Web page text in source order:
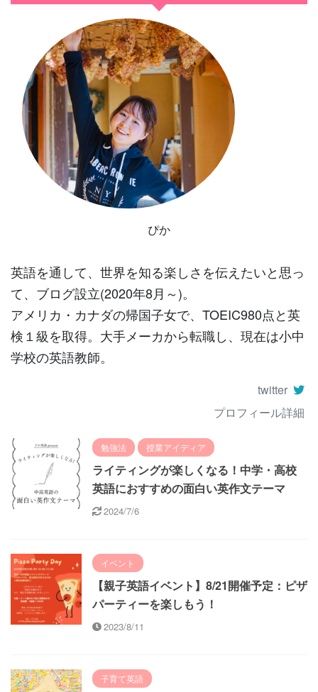
ぴか
英語を通して、世界を知る楽しさを伝えたいと思っ
て、ブログ設立(2020年8月～)。
アメリカ・カナダの帰国子女で、TOEIC980点と英
検１級を取得。大手メーカから転職し、現在は小中
学校の英語教師。
twitter
プロフィール詳細
勉強法 授業アイディア
ライティングが楽しくなる！中学・高校
英語におすすめの面白い英作文テーマ
2024/7/6
イベント
【親子英語イベント】8/21開催予定：ピザ
パーティーを楽しもう！
2023/8/11
子育て英語